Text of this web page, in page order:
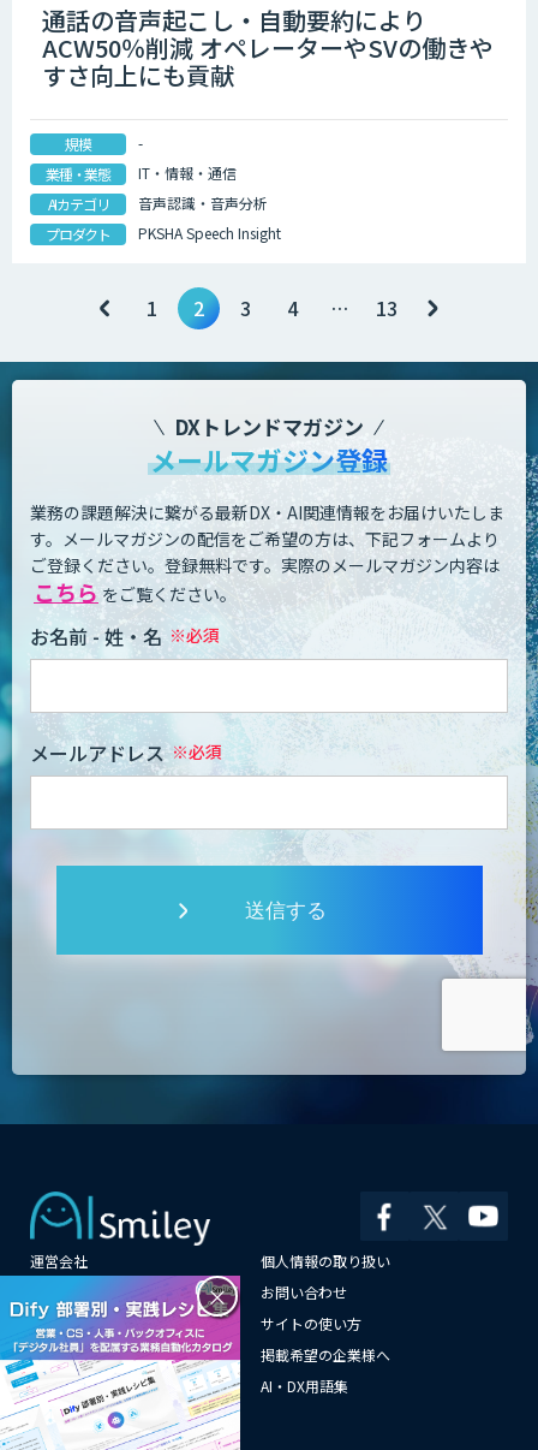
通話の音声起こし・自動要約により
ACW50％削減 オペレーターやSVの働きや
すさ向上にも貢献
規模
-
業種・業態
IT・情報・通信
AIカテゴリ
音声認識・音声分析
プロダクト
PKSHA Speech Insight
1 2 3 4 … 13
DXトレンドマガジン
メールマガジン登録
業務の課題解決に繋がる最新DX・AI関連情報をお届けいたしま
す。 メールマガジンの配信をご希望の方は、下記フォームより
ご登録ください。登録無料です。 実際のメールマガジン内容は
こちら をご覧ください。
お名前 - 姓・名
メールアドレス
送信する
運営会社
個人情報の取り扱い
お問い合わせ
メールマガジン登録
サイトの使い方
情報提供はこちらから
掲載希望の企業様へ
AI企業一覧
AI・DX用語集
サイトマップ
×